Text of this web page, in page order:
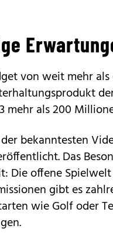
von weit mehr
mehr als 200
bekanntesten
Das
Die offene
gibt es
wie Golf oder